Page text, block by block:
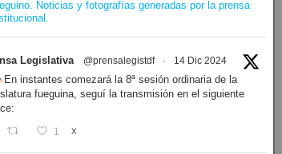
Noticias y fotografías generadas por la prensa
Legislativa @prensalegistdf · 14 Dic 2024
En instantes comezará la 8ª sesión ordinaria de la
fueguina, seguí la transmisión en el siguiente
1 X